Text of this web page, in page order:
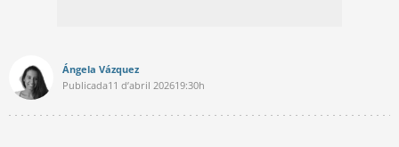
Ángela Vázquez
Publicada11 d’abril 202619:30h